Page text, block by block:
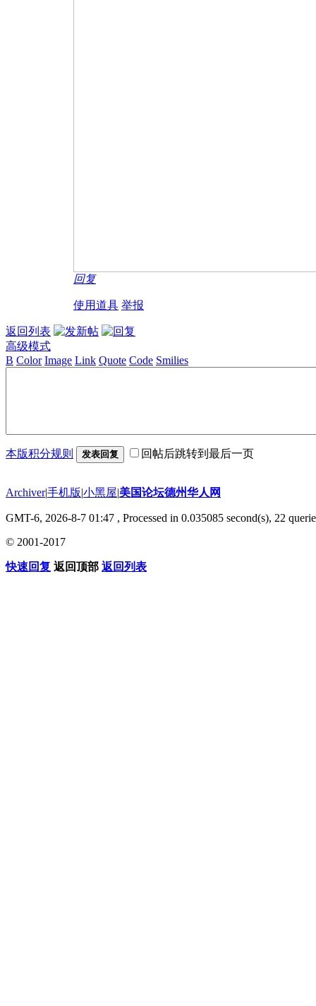
回复
使用道具 举报
返回列表
高级模式
B Color Image Link Quote Code Smilies
本版积分规则 发表回复 回帖后跳转到最后一页
Archiver|手机版|小黑屋|美国论坛德州华人网
GMT-6, 2026-8-7 01:47 , Processed in 0.035085 second(s), 22
© 2001-2017
快速回复 返回顶部 返回列表